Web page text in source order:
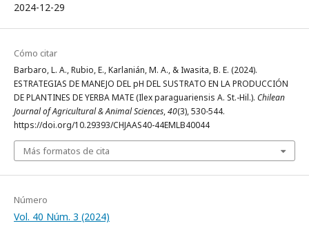
2024-12-29
Cómo citar
Barbaro, L. A., Rubio, E., Karlanián, M. A., & Iwasita, B. E. (2024).
ESTRATEGIAS DE MANEJO DEL pH DEL SUSTRATO EN LA PRODUCCIÓN
DE PLANTINES DE YERBA MATE (Ilex paraguariensis A. St.-Hil.). Chilean
Journal of Agricultural & Animal Sciences,40(3), 530-544.
https://doi.org/10.29393/CHJAAS40-44EMLB40044
Más formatos de cita
Número
Vol. 40 Núm. 3 (2024)